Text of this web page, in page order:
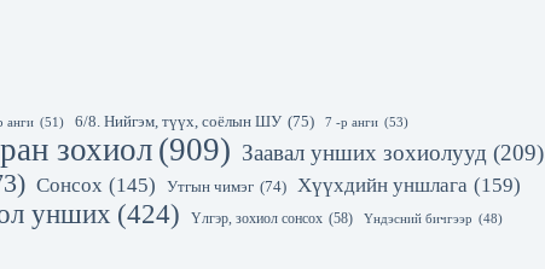
анги (51) 6/8. Нийгэм, түүх, соёлын ШУ (75) 7 -р анги (53)
зохиол (909) Заавал унших зохиолууд (209)
Сонсох (145) Утгын чимэг (74) Хүүхдийн уншлага (159)
унших (424) Үлгэр, зохиол сонсох (58) Үндэсний бичгээр (48)